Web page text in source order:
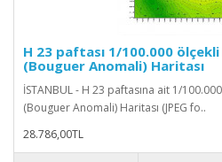
H 23 paftası 1/100.000
(Bouguer Anomali) Haritası
İSTANBUL - H 23 paftasına ait 1/
(Bouguer Anomali) Haritası (JPEG fo..
28.786,00TL